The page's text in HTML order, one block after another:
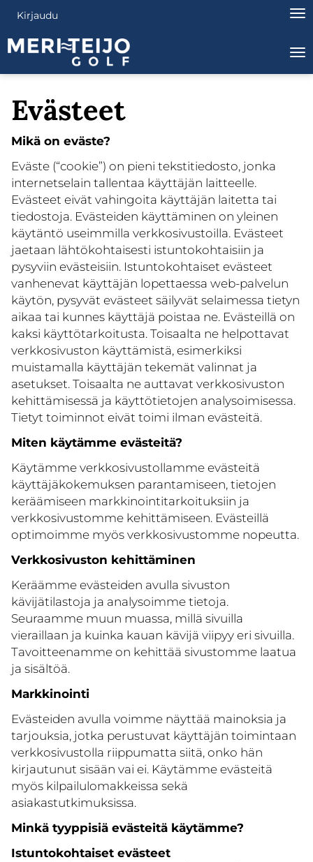
Kirjaudu
Evästeet
Mikä on eväste?
Eväste (“cookie”) on pieni tekstitiedosto, jonka
internetselain tallentaa käyttäjän laitteelle.
Evästeet eivät vahingoita käyttäjän laitetta tai
tiedostoja. Evästeiden käyttäminen on yleinen
käytäntö useimmilla verkkosivustoilla. Evästeet
jaetaan lähtökohtaisesti istuntokohtaisiin ja
pysyviin evästeisiin. Istuntokohtaiset evästeet
vanhenevat käyttäjän lopettaessa web-palvelun
käytön, pysyvät evästeet säilyvät selaimessa tietyn
aikaa tai kunnes käyttäjä poistaa ne. Evästeillä on
kaksi käyttötarkoitusta. Toisaalta ne helpottavat
verkkosivuston käyttämistä, esimerkiksi
muistamalla käyttäjän tekemät valinnat ja
asetukset. Toisaalta ne auttavat verkkosivuston
kehittämisessä ja käyttötietojen analysoimisessa.
Tietyt toiminnot eivät toimi ilman evästeitä.
Miten käytämme evästeitä?
Käytämme verkkosivustollamme evästeitä
käyttäjäkokemuksen parantamiseen, tietojen
keräämiseen markkinointitarkoituksiin ja
verkkosivustomme kehittämiseen. Evästeillä
optimoimme myös verkkosivustomme nopeutta.
Verkkosivuston kehittäminen
Keräämme evästeiden avulla sivuston
kävijätilastoja ja analysoimme tietoja.
Seuraamme muun muassa, millä sivuilla
vieraillaan ja kuinka kauan kävijä viipyy eri sivuilla.
Tavoitteenamme on kehittää sivustomme laatua
ja sisältöä.
Markkinointi
Evästeiden avulla voimme näyttää mainoksia ja
tarjouksia, jotka perustuvat käyttäjän toimintaan
verkkosivustolla riippumatta siitä, onko hän
kirjautunut sisään vai ei. Käytämme evästeitä
myös kilpailulomakkeissa sekä
asiakastutkimuksissa.
Minkä tyyppisiä evästeitä käytämme?
Istuntokohtaiset evästeet